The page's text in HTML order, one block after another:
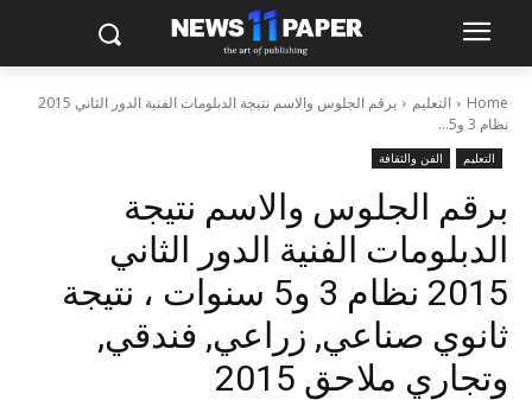
Home التعليم
برقم الجلوس والاسم نتيجة الدبلومات الفنية الدور الثاني 2015
نظام 3 و5...
التعليم الفن والثقافة
برقم الجلوس والاسم نتيجة
الدبلومات الفنية الدور الثاني
2015 نظام 3 و5 سنوات ، نتيجة
ثانوي صناعي, زراعي, فندقي,
وتجاري ملاحق 2015